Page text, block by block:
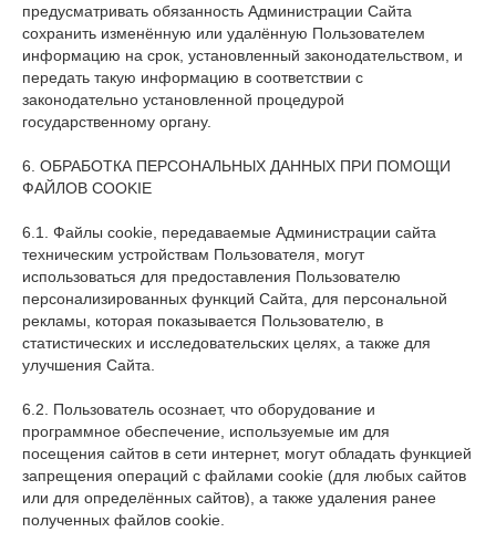
предусматривать обязанность Администрации Сайта
сохранить изменённую или удалённую Пользователем
информацию на срок, установленный законодательством, и
передать такую информацию в соответствии с
законодательно установленной процедурой
государственному органу.
6. ОБРАБОТКА ПЕРСОНАЛЬНЫХ ДАННЫХ ПРИ ПОМОЩИ
ФАЙЛОВ COOKIE
6.1. Файлы cookie, передаваемые Администрации сайта
техническим устройствам Пользователя, могут
использоваться для предоставления Пользователю
персонализированных функций Сайта, для персональной
рекламы, которая показывается Пользователю, в
статистических и исследовательских целях, а также для
улучшения Сайта.
6.2. Пользователь осознает, что оборудование и
программное обеспечение, используемые им для
посещения сайтов в сети интернет, могут обладать функцией
запрещения операций с файлами cookie (для любых сайтов
или для определённых сайтов), а также удаления ранее
полученных файлов cookie.